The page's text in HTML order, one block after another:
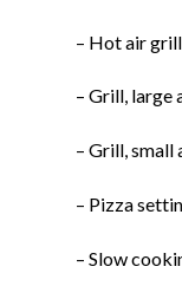
– Hot air
– Grill, large
– Grill,
– Pizza
– Slow